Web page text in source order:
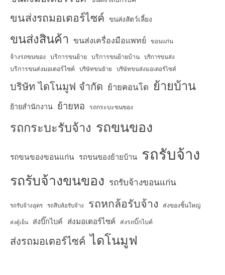
ขนส่งรถมอเตอร์ไซค์ ขนส่งสัตว์เลี้ยง
ขนส่งสินค้า ขนส่งเครื่องมือแพทย์ ขอนแก่น
จ้างรถขนของ บริการขนย้าย บริการขนย้ายบ้าน บริการขนส่ง
บริการขนส่งมอเตอร์ไซค์ บริษัทขนย้าย บริษัทขนส่งมอเตอร์ไซค์
บริษัท ไดโนมูฟ จำกัด ย้ายคอนโด ย้ายบ้าน
ย้ายสำนักงาน ย้ายหอ รถกระบะขนของ
รถกระบะรับจ้าง รถขนของ
รถขนของขอนแก่น รถขนของย้ายบ้าน รถรับจ้าง
รถรับจ้างขนของ รถรับจ้างขอนแก่น
รถรับจ้างอุดร รถสิบล้อรับจ้าง รถหกล้อรับจ้าง ส่งของชิ้นใหญ่
ส่งตู้เย็น ส่งบิ๊กไบค์ ส่งมอเตอร์ไซค์ ส่งรถบิ๊กไบค์
ส่งรถมอเตอร์ไซค์ ไดโนมูฟ